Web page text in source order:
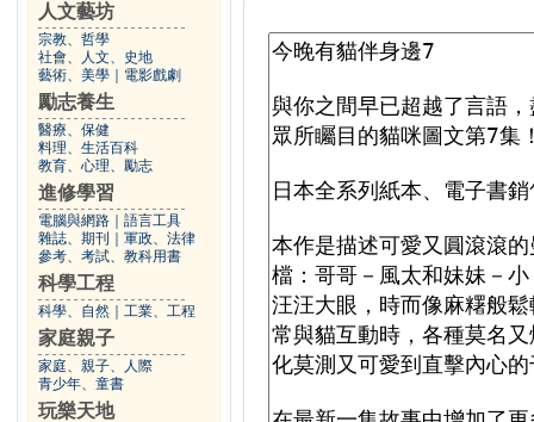
人文藝坊
宗教、哲學
社會、人文、史地
藝術、美學
電影戲劇
勵志養生
醫療、保健
料理、生活百科
教育、心理、勵志
進修學習
電腦與網路
語言工具
雜誌、期刊
軍政、法律
參考、考試、教科用書
科學工程
科學、自然 工業、工程
家庭親子
家庭、親子、人際
青少年、童書
玩樂天地